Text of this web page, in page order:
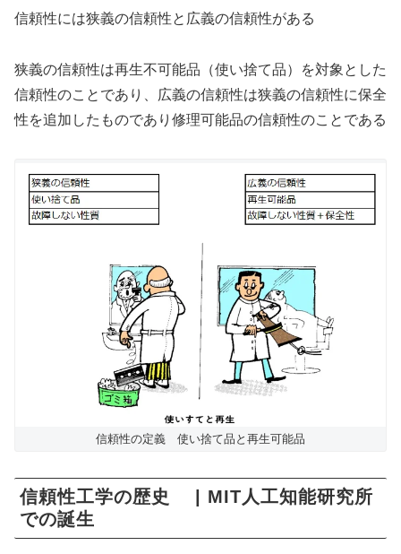
信頼性には狭義の信頼性と広義の信頼性がある
狭義の信頼性は再生不可能品（使い捨て品）を対象とした
信頼性のことであり、広義の信頼性は狭義の信頼性に保全
性を追加したものであり修理可能品の信頼性のことである
信頼性の定義 使い捨て品と再生可能品
信頼性工学の歴史 | MIT人工知能研究所
での誕生